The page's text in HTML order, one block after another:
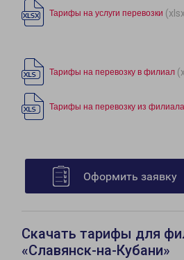
Тарифы на услуги перевозки
Тарифы на перевозку в филиал
Тарифы на перевозку из филиала
Оформить заявку
Скачать тарифы для
«Славянск-на-Кубани»